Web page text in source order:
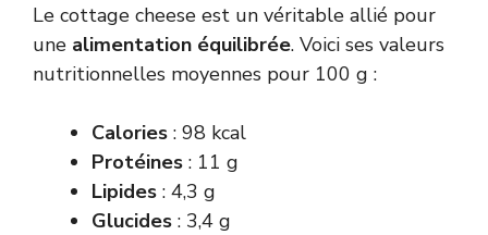
Le cottage cheese est un véritable allié pour
une alimentation équilibrée. Voici ses valeurs
nutritionnelles moyennes pour 100 g :
Calories : 98 kcal
Protéines : 11 g
Lipides : 4,3 g
Glucides : 3,4 g